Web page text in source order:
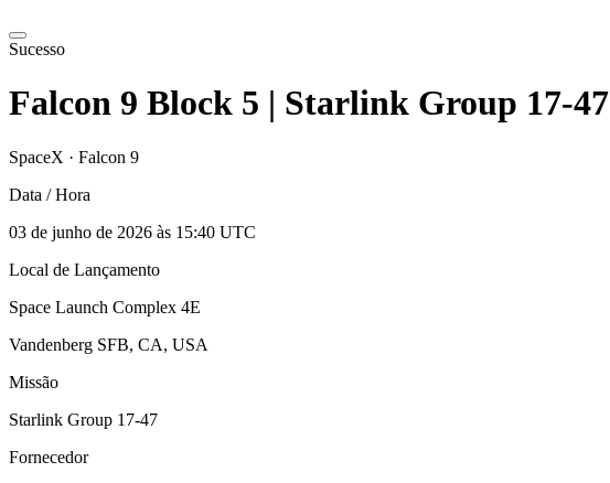
Sucesso
Falcon 9 Block 5 | Starlink Group 17-47
SpaceX · Falcon 9
Data / Hora
03 de junho de 2026 às 15:40 UTC
Local de Lançamento
Space Launch Complex 4E
Vandenberg SFB, CA, USA
Missão
Starlink Group 17-47
Fornecedor